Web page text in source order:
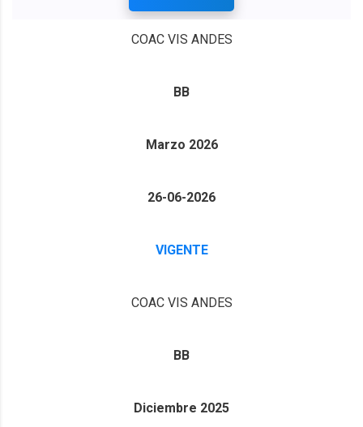
COAC VIS ANDES
BB
Marzo 2026
26-06-2026
VIGENTE
COAC VIS ANDES
BB
Diciembre 2025